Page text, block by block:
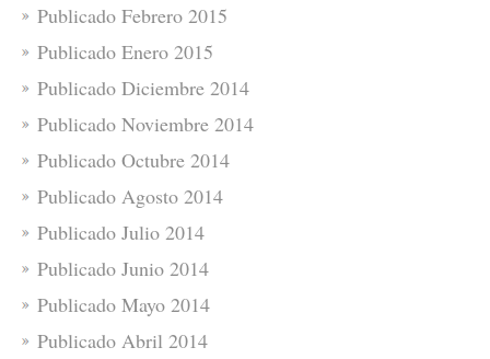
Publicado Febrero 2015
Publicado Enero 2015
Publicado Diciembre 2014
Publicado Noviembre 2014
Publicado Octubre 2014
Publicado Agosto 2014
Publicado Julio 2014
Publicado Junio 2014
Publicado Mayo 2014
Publicado Abril 2014